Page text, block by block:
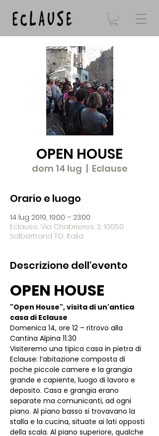
OPEN HOUSE
dom 14 lug
  |
Eclause
Orario e luogo
14 lug 2019, 19:00 – 23:00
Eclause, Via Chabrieres, 2, 10050
Salbertrand TO, Italia
Descrizione dell'evento
OPEN HOUSE
"Open House", visita di un'antica
casa di Eclause
Domenica 14, ore 12 – ritrovo alla
Cantina Alpina 11.30
Visiteremo una tipica casa in pietra di
Eclause: l’abitazione composta di
poche piccole camere e la grangia
grande e capiente, luogo di lavoro e
deposito. Casa e grangia erano
separate ma comunicanti, ad ogni
piano. Al piano basso si trovavano la
stalla e la cucina, situate ai lati opposti
della scala. Al piano superiore, qualche